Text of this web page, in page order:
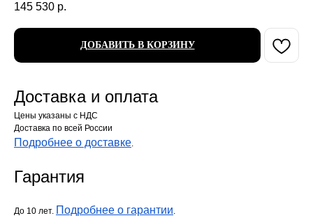
145 530 р.
ДОБАВИТЬ В КОРЗИНУ
Доставка и оплата
Цены указаны с НДС
Доставка по всей России
Подробнее о доставке.
Гарантия
До 10 лет. Подробнее о гарантии.